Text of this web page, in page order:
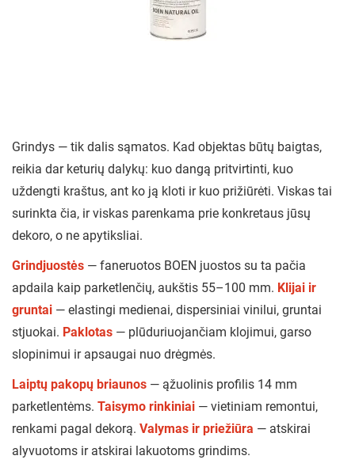
Grindys — tik dalis sąmatos. Kad objektas būtų baigtas,
reikia dar keturių dalykų: kuo dangą pritvirtinti, kuo
uždengti kraštus, ant ko ją kloti ir kuo prižiūrėti. Viskas tai
surinkta čia, ir viskas parenkama prie konkretaus jūsų
dekoro, o ne apytiksliai.
Grindjuostės — faneruotos BOEN juostos su ta pačia
apdaila kaip parketlenčių, aukštis 55–100 mm. Klijai ir
gruntai — elastingi medienai, dispersiniai vinilui, gruntai
stjuokai. Paklotas — plūduriuojančiam klojimui, garso
slopinimui ir apsaugai nuo drėgmės.
Laiptų pakopų briaunos — ąžuolinis profilis 14 mm
parketlentėms. Taisymo rinkiniai — vietiniam remontui,
renkami pagal dekorą. Valymas ir priežiūra — atskirai
alyvuotoms ir atskirai lakuotoms grindims.